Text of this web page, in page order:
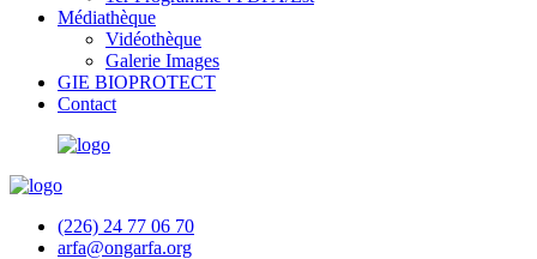
Médiathèque
Vidéothèque
Galerie Images
GIE BIOPROTECT
Contact
(226) 24 77 06 70
arfa@ongarfa.org